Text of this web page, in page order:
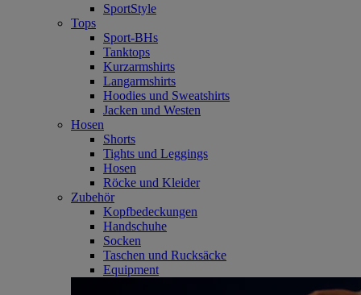
SportStyle
Tops
Sport-BHs
Tanktops
Kurzarmshirts
Langarmshirts
Hoodies und Sweatshirts
Jacken und Westen
Hosen
Shorts
Tights und Leggings
Hosen
Röcke und Kleider
Zubehör
Kopfbedeckungen
Handschuhe
Socken
Taschen und Rucksäcke
Equipment